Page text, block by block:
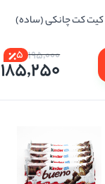
کت چانکی (ساده)
5 195,000
185,250